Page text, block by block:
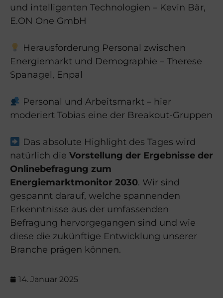
und intelligenten Technologien – Kevin Bär,
E.ON One GmbH
Herausforderung Personal zwischen
Energiemarkt und Demographie – Therese
Spanagel, Enpal
Personal und Arbeitsmarkt – hier
moderiert Tobias eine der Breakout-Gruppen
Das absolute Highlight des Tages wird
natürlich die Vorstellung der Ergebnisse der
Onlinebefragung zum
Energiemarktmonitor 2030. Wir sind
gespannt darauf, welche spannenden
Erkenntnisse aus der umfassenden
Befragung hervorgegangen sind und wie
diese die zukünftige Entwicklung unserer
Branche prägen können.
14. Januar 2025